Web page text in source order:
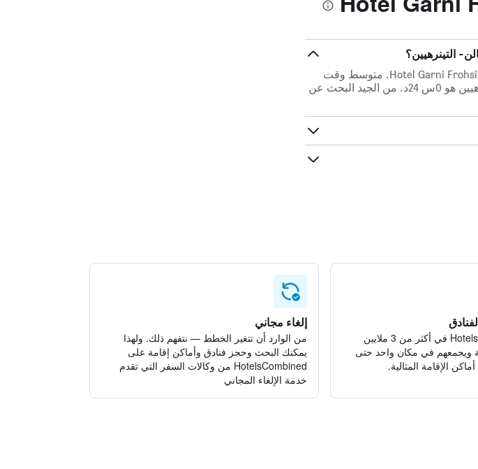
على بعد 31.8 كم ، يعد مطار سانت جالن- التينرهيين أقرب مطار إلى Hotel Garni Frohsinn. متوسط وقت
القيادة المتوقع من Hotel Garni Frohsinn إلى مطار سانت جالن- التينرهيين هو 0س 24د. من الجيد البحث عن
يبحث HotelsCombined في أكثر من 3 ملايين
ويجمعهم في مكان واحد حتى
الإقامة المثالية.
إلغاء مجاني
من الوارد أن تتغير الخطط — نتفهم ذلك. ولهذا
يمكنك البحث وحجز فنادق وأماكن إقامة على
HotelsCombined من وكالات السفر التي تقدم
خدمة الإلغاء المجاني